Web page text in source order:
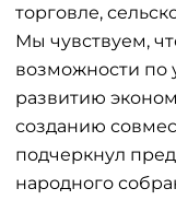
торговле,
Мы чувствуем,
возможности по
развитию
созданию
подчеркнул
народного